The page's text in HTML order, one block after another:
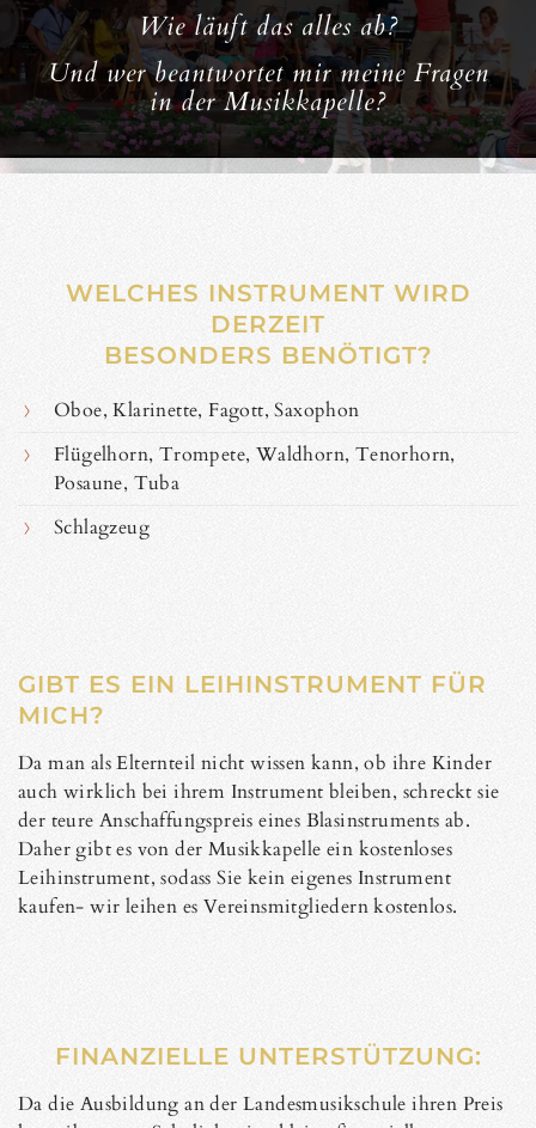
Wie läuft das alles ab?
Und wer beantwortet mir meine Fragen
in der Musikkapelle?
WELCHES INSTRUMENT WIRD
DERZEIT
BESONDERS BENÖTIGT?
Oboe, Klarinette, Fagott, Saxophon
Flügelhorn, Trompete, Waldhorn, Tenorhorn,
Posaune, Tuba
Schlagzeug
GIBT ES EIN LEIHINSTRUMENT FÜR
MICH?
Da man als Elternteil nicht wissen kann, ob ihre Kinder
auch wirklich bei ihrem Instrument bleiben, schreckt sie
der teure Anschaffungspreis eines Blasinstruments ab.
Daher gibt es von der Musikkapelle ein kostenloses
Leihinstrument, sodass Sie kein eigenes Instrument
kaufen- wir leihen es Vereinsmitgliedern kostenlos.
FINANZIELLE UNTERSTÜTZUNG:
Da die Ausbildung an der Landesmusikschule ihren Preis